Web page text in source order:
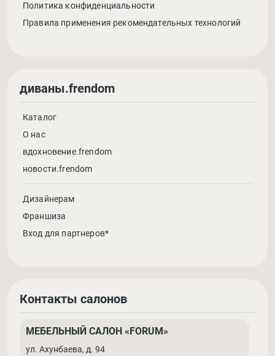
Политика конфиденциальности
Правила применения рекомендательных технологий
диваны.frendom
Каталог
О нас
вдохновение.frendom
новости.frendom
Дизайнерам
Франшиза
Вход для партнеров*
Контакты салонов
МЕБЕЛЬНЫЙ САЛОН «FORUM»
ул. Ахунбаева, д. 94